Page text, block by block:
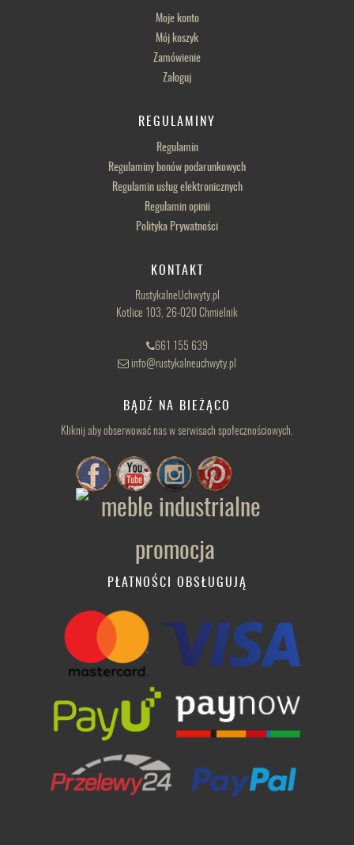
Moje konto
Mój koszyk
Zamówienie
Zaloguj
REGULAMINY
Regulamin
Regulaminy bonów podarunkowych
Regulamin usług elektronicznych
Regulamin opinii
Polityka Prywatności
KONTAKT
RustykalneUchwyty.pl
Kotlice 103, 26-020 Chmielnik
661 155 639
info@rustykalneuchwyty.pl
BĄDŹ NA BIEŻĄCO
Kliknij aby obserwować nas w serwisach społecznościowych.
PŁATNOŚCI OBSŁUGUJĄ